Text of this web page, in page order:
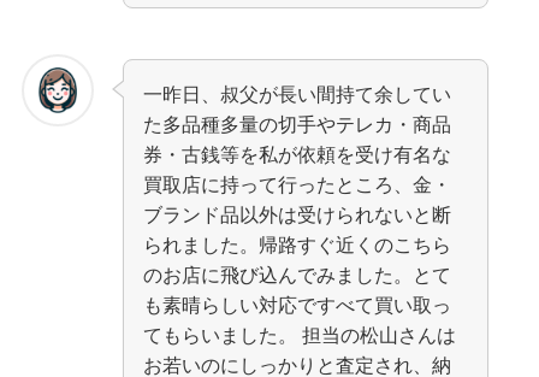
一昨日、叔父が長い間持て余してい
た多品種多量の切手やテレカ・商品
券・古銭等を私が依頼を受け有名な
買取店に持って行ったところ、金・
ブランド品以外は受けられないと断
られました。帰路すぐ近くのこちら
のお店に飛び込んでみました。とて
も素晴らしい対応ですべて買い取っ
てもらいました。 担当の松山さんは
お若いのにしっかりと査定され、納